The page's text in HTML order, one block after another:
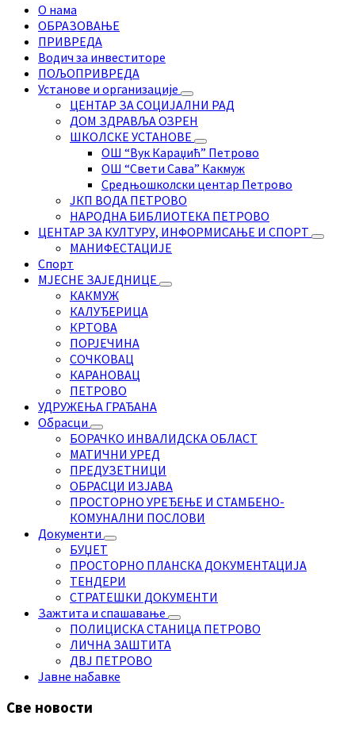
О нама
ОБРАЗОВАЊЕ
ПРИВРЕДА
Водич за инвеститоре
ПОЉОПРИВРЕДА
Установе и организације
ЦЕНТАР ЗА СОЦИЈАЛНИ РАД
ДОМ ЗДРАВЉА ОЗРЕН
ШКОЛСКЕ УСТАНОВЕ
ОШ “Вук Караџић” Петрово
ОШ “Свети Сава” Какмуж
Средњошколски центар Петрово
ЈКП ВОДА ПЕТРОВО
НАРОДНА БИБЛИОТЕКА ПЕТРОВО
ЦЕНТАР ЗА КУЛТУРУ, ИНФОРМИСАЊЕ И СПОРТ
МАНИФЕСТАЦИЈЕ
Спорт
МЈЕСНЕ ЗАЈЕДНИЦЕ
КАКМУЖ
КАЛУЂЕРИЦА
КРТОВА
ПОРЈЕЧИНА
СОЧКОВАЦ
КАРАНОВАЦ
ПЕТРОВО
УДРУЖЕЊА ГРАЂАНА
Обрасци
БОРАЧКО ИНВАЛИДСКА ОБЛАСТ
МАТИЧНИ УРЕД
ПРЕДУЗЕТНИЦИ
ОБРАСЦИ ИЗЈАВА
ПРОСТОРНО УРЕЂЕЊЕ И СТАМБЕНО-
КОМУНАЛНИ ПОСЛОВИ
Документи
БУЏЕТ
ПРОСТОРНО ПЛАНСКА ДОКУМЕНТАЦИЈА
ТЕНДЕРИ
СТРАТЕШКИ ДОКУМЕНТИ
Зажтита и спашавање
ПОЛИЦИСКА СТАНИЦА ПЕТРОВО
ЛИЧНА ЗАШТИТА
ДВЈ ПЕТРОВО
Јавне набавке
Све новости